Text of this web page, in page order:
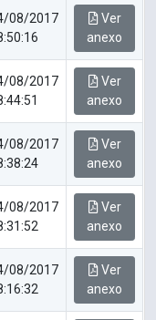
08/2017
Ver
anexo
08/2017
Ver
anexo
08/2017
Ver
anexo
08/2017
Ver
anexo
08/2017
Ver
anexo